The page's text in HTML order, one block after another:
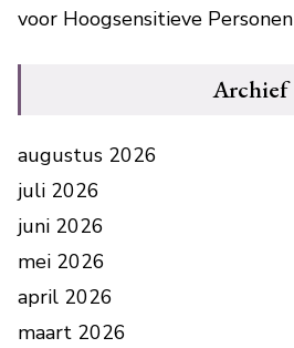
voor Hoogsensitieve Personen
Archief
augustus 2026
juli 2026
juni 2026
mei 2026
april 2026
maart 2026